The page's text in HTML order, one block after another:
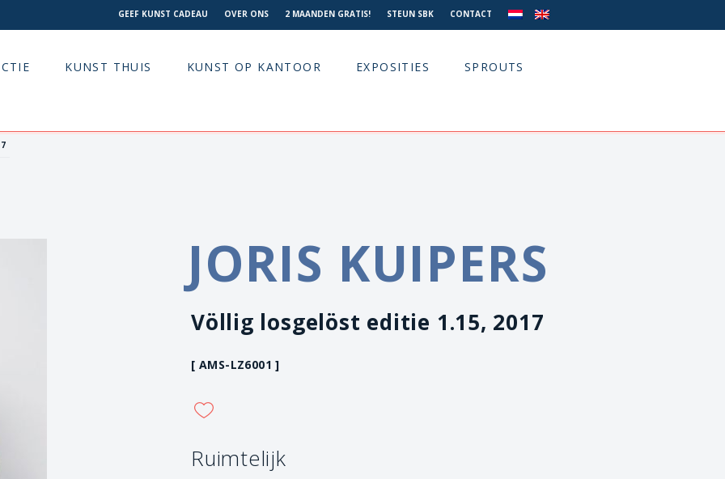
GEEF KUNST CADEAU OVER ONS 2 MAANDEN GRATIS! STEUN SBK CONTACT
KUNST THUIS KUNST OP KANTOOR EXPOSITIES SPROUTS
JORIS KUIPERS
Völlig losgelöst editie 1.15, 2017
[ AMS-LZ6001 ]
Ruimtelijk